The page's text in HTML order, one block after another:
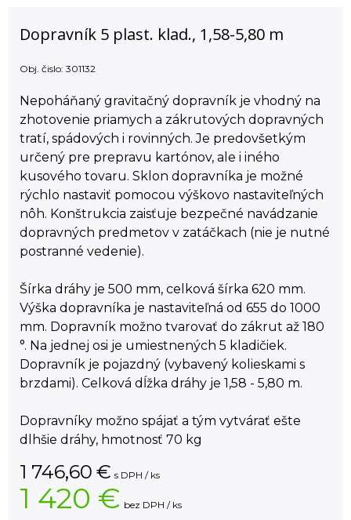
Dopravník 5 plast. klad., 1,58-5,80 m
Obj. čislo: 301132
Nepoháňaný gravitačný dopravník je vhodný na
zhotovenie priamych a zákrutových dopravných
tratí, spádových i rovinných. Je predovšetkým
určený pre prepravu kartónov, ale i iného
kusového tovaru. Sklon dopravníka je možné
rýchlo nastaviť pomocou výškovo nastaviteľných
nôh. Konštrukcia zaisťuje bezpečné navádzanie
dopravných predmetov v zatáčkach (nie je nutné
postranné vedenie).
Šírka dráhy je 500 mm, celková šírka 620 mm.
Výška dopravníka je nastaviteľná od 655 do 1000
mm. Dopravník možno tvarovať do zákrut až 180
°. Na jednej osi je umiestnených 5 kladičiek.
Dopravník je pojazdný (vybavený kolieskami s
brzdami). Celková dĺžka dráhy je 1,58 - 5,80 m.
Dopravníky možno spájať a tým vytvárať ešte
dlhšie dráhy, hmotnosť 70 kg
1 746,60 € s DPH / ks
1 420 € bez DPH / ks